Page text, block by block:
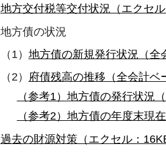
地方交付税等交付状況（エクセル
地方債の状況
（1） 地方債の新規発行状況（全
（2） 府債残高の推移（全会計ベ
（参考1）地方債の発行状況
（参考2）地方債の年度末現
過去の財源対策（エクセル：